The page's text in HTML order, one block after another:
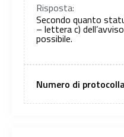
Risposta:
Secondo quanto
– lettera c)
possibile.
Numero di